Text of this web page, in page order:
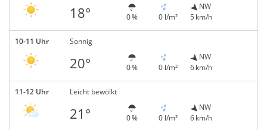
18° 0 % 0 l/m²
NW
5 km/h
10-11 Uhr Sonnig
20° 0 % 0 l/m²
NW
6 km/h
11-12 Uhr Leicht bewölkt
21° 0 % 0 l/m²
NW
6 km/h